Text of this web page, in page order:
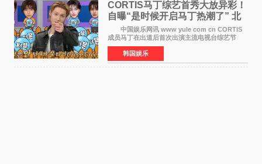
CORTIS马丁综艺首秀大放异彩！
自曝“是时候开启马丁热潮了” 北
美巡演火热进行中
中国娱乐网讯 www yule com cn CORTIS
成员马丁在出道后首次出演主流电视台综艺节
目，展现了多才多艺的魅力。 马丁出演了5日
播出的MBC《Radio Star》Fashion与Passion
之间，I&lsquo;m
韩国娱乐